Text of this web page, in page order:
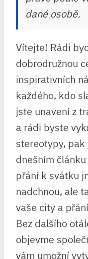
dané osobě.
Vítejte! Rádi
dobrodružnou
inspirativních
každého, kdo
jste unavení z
a rádi byste
stereotypy,
dnešním
přání k svátku
nadchnou, ale
vaše city a
Bez dalšího
objevme
vám umožní